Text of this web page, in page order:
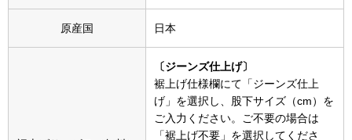
ズ
ネクタイ
マフラー／ス
原産国 日本
〔ジーンズ仕上げ〕
裾上げ仕様欄にて「ジーンズ仕上
げ」を選択し、股下サイズ（cm）を
ご入力ください。ご不要の場合は
「裾上げ不要」を選択してくださ